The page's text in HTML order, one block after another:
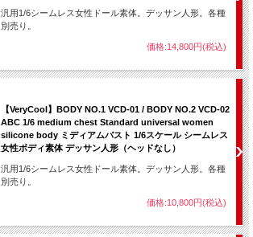
汎用1/6シームレス女性ドール素体。デッサン人形。各種
別売り。
価格:14,800円(税込)
【VeryCool】BODY NO.1 VCD-01 / BODY NO.2 VCD-02
ABC 1/6 medium chest Standard universal women
silicone body ミディアムバスト 1/6スケール シームレス
女性ボディ素体 デッサン人形（ヘッドなし）
汎用1/6シームレス女性ドール素体。デッサン人形。各種
別売り。
価格:10,800円(税込)